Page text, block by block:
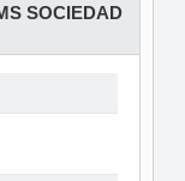
SOCIEDAD